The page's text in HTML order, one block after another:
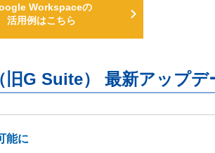
Workspaceの
活用例はこちら
G Suite） 最新アップデ
能に